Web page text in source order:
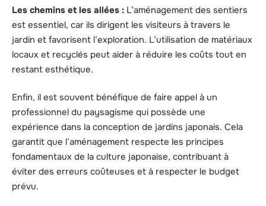
Les chemins et les allées : L’aménagement des sentiers
est essentiel, car ils dirigent les visiteurs à travers le
jardin et favorisent l’exploration. L’utilisation de matériaux
locaux et recyclés peut aider à réduire les coûts tout en
restant esthétique.
Enfin, il est souvent bénéfique de faire appel à un
professionnel du paysagisme qui possède une
expérience dans la conception de jardins japonais. Cela
garantit que l’aménagement respecte les principes
fondamentaux de la culture japonaise, contribuant à
éviter des erreurs coûteuses et à respecter le budget
prévu.